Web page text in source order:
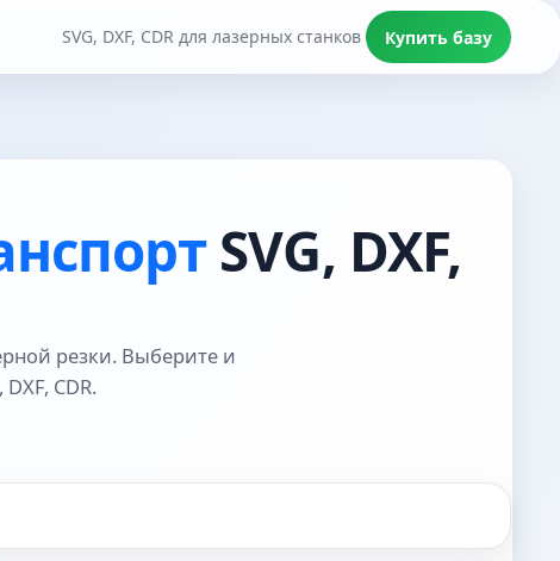
SVG, DXF, CDR для лазерных станков Купить базу
SVG, DXF,
резки. Выберите и
CDR.